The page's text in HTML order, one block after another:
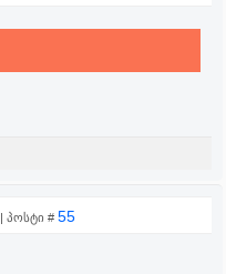
| პოსტი # 55